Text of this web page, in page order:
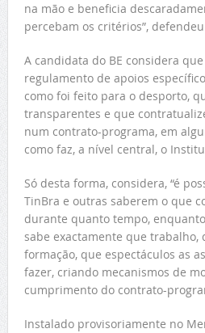
na mão e beneficia
percebam os critérios”,
A candidata do BE considera
regulamento de apoios
como foi feito para o desporto,
transparentes e que
num contrato-programa, em
como faz, a nível central, o
Só desta forma, considera, “é
TinBra e outras saberem o que
durante quanto tempo,
sabe exactamente que trabalho,
formação, que espectáculos as
fazer, criando mecanismos de
cumprimento do contrato-
Instalado provisoriamente no